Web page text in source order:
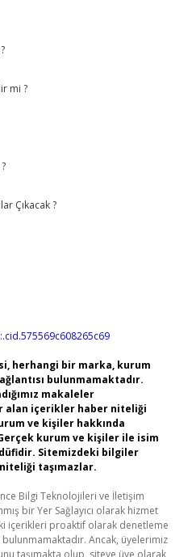
mi ?
Çıkacak ?
herhangi bir marka, kurum
bulunmamaktadır.
makaleler
alan içerikler haber niteliği
ve kişiler hakkında
kurum ve kişiler ile isim
Sitemizdeki bilgiler
taşımazlar.
Bilgi Teknolojileri ve İletişim
bir Yer Sağlayıcı olarak hizmet
içerikleri proaktif olarak denetleme
Ancak, üyelerimiz
taşımakta olup, siteye üye olarak